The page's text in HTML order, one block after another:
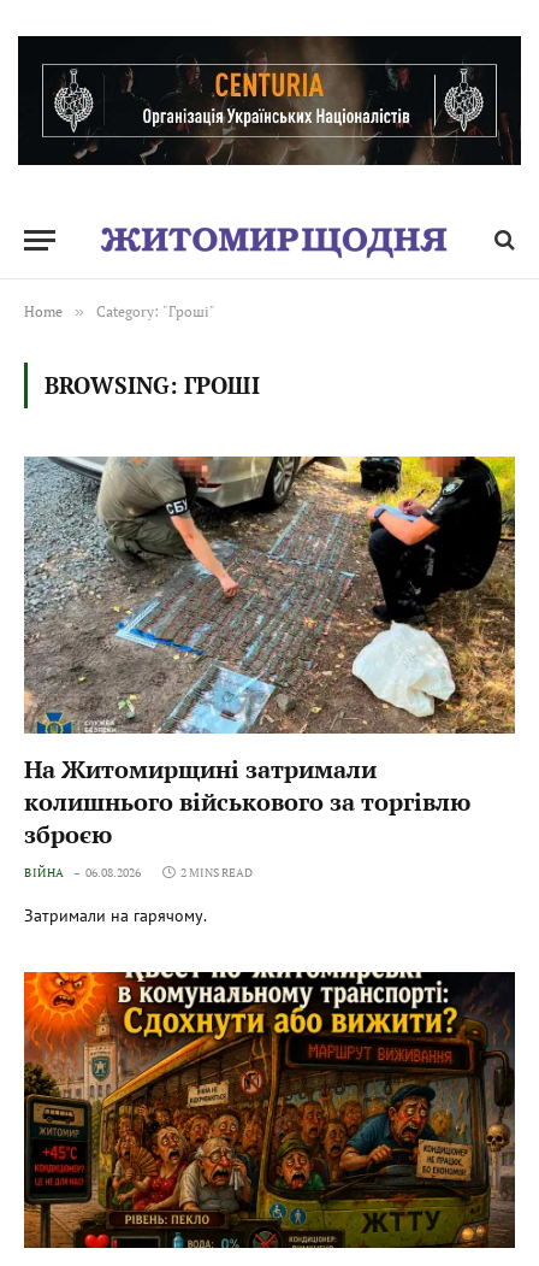
Home » Category: "Гроші"
BROWSING: ГРОШІ
На Житомирщині затримали
колишнього військового за торгівлю
зброєю
ВІЙНА 06.08.2026 2 MINS READ
Затримали на гарячому.